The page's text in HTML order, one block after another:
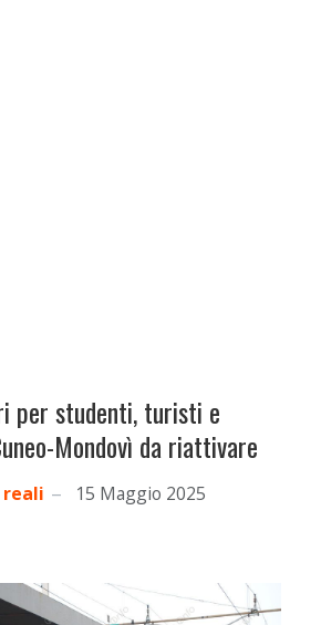
per studenti, turisti e
Mondovì da riattivare
15 Maggio 2025